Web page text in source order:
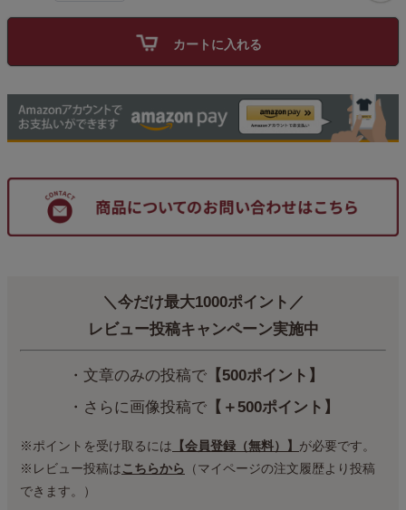
カートに入れる
＼今だけ最大1000ポイント／
レビュー投稿キャンペーン実施中
・文章のみの投稿で【500ポイント】
・さらに画像投稿で【＋500ポイント】
※ポイントを受け取るには 【会員登録（無料）】 が必要です。
※レビュー投稿はこちらから （マイページの注文履歴より投稿
できます。）